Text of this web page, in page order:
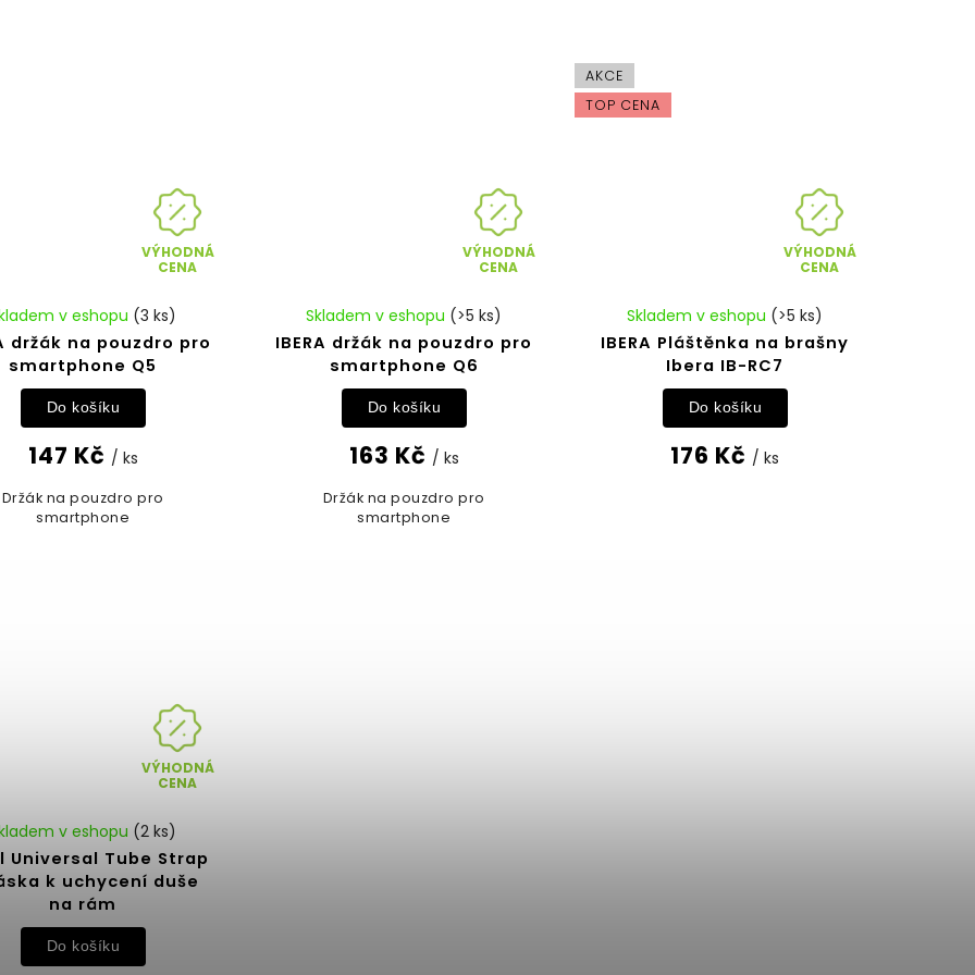
VÝHODNÁ
CENA
držák na pouzdro pro
smartphone Q5
v eshopu (3 ks)
147 Kč / ks
Do košíku
Držák na pouzdro pro
smartphone
VÝHODNÁ
CENA
IBERA držák na pouzdro pro
smartphone Q6
Skladem v eshopu (>5 ks)
163 Kč / ks
Do košíku
Držák na pouzdro pro
smartphone
AKCE
TOP CENA
VÝHODNÁ
CENA
IBERA Pláštěnka na brašny
Ibera IB-RC7
Skladem v eshopu (>5 ks)
176 Kč / ks
Do košíku
VÝHODNÁ
CENA
Universal Tube Strap
k uchycení duše
na rám
v eshopu (2 ks)
Do košíku